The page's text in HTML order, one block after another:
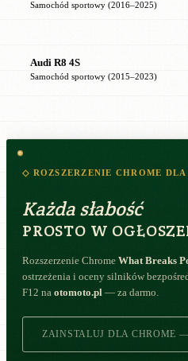
Samochód sportowy (2016–2025)
Audi R8 4S
Samochód sportowy (2015–2023)
◇ ROZSZERZENIE CHROME
Każda słabość
PROSTO W
Rozszerzenie Chrome What Breaks
ostrzeżenia i oceny silników
F12 na otomoto.pl — za darmo.
ZAINSTALUJ DLA CHROME